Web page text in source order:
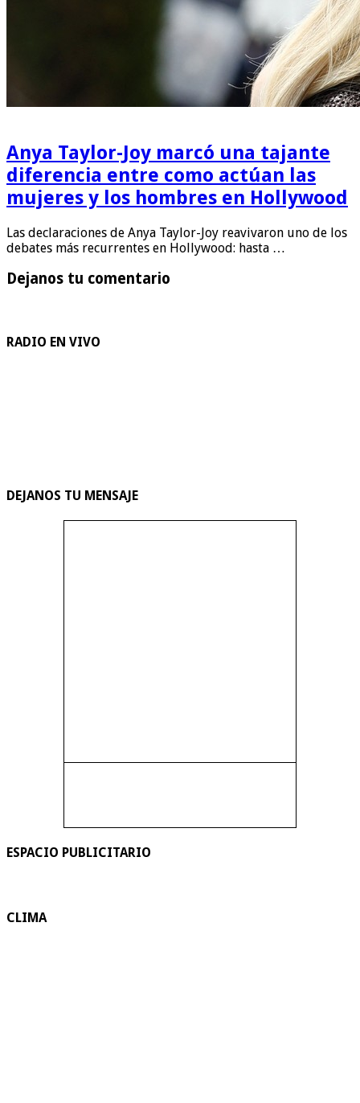
Anya Taylor-Joy marcó una tajante
diferencia entre como actúan las
mujeres y los hombres en Hollywood
Las declaraciones de Anya Taylor-Joy reavivaron uno de los
debates más recurrentes en Hollywood: hasta …
Dejanos tu comentario
RADIO EN VIVO
DEJANOS TU MENSAJE
ESPACIO PUBLICITARIO
CLIMA